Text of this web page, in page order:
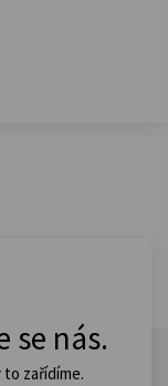
se nás.
zařídíme.